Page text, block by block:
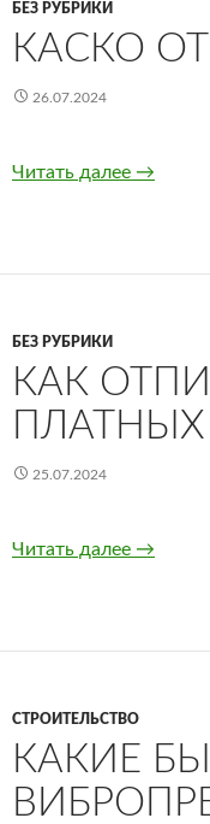
БЕЗ РУБРИКИ
КАСКО
26.07.2024
Читать далее КАСКО
→
БЕЗ РУБРИКИ
КАК
ПЛАТНЫХ
25.07.2024
Читать далее Как
→
СТРОИТЕЛЬСТВО
КАКИЕ